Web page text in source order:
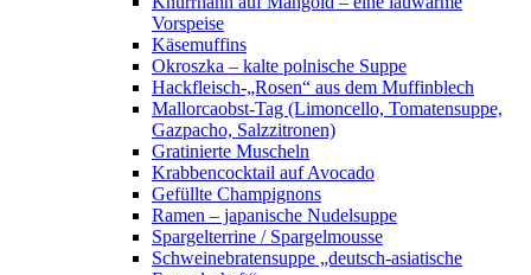
Vorspeise
Käsemuffins
Okroszka – kalte polnische Suppe
Hackfleisch-„Rosen“ aus dem Muffinblech
Mallorcaobst-Tag (Limoncello, Tomatensuppe,
Gazpacho, Salzzitronen)
Gratinierte Muscheln
Krabbencocktail auf Avocado
Gefüllte Champignons
Ramen – japanische Nudelsuppe
Spargelterrine / Spargelmousse
Schweinebratensuppe „deutsch-asiatische